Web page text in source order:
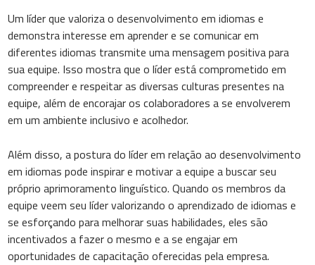
Um líder que valoriza o desenvolvimento em idiomas e
demonstra interesse em aprender e se comunicar em
diferentes idiomas transmite uma mensagem positiva para
sua equipe. Isso mostra que o líder está comprometido em
compreender e respeitar as diversas culturas presentes na
equipe, além de encorajar os colaboradores a se envolverem
em um ambiente inclusivo e acolhedor.
Além disso, a postura do líder em relação ao desenvolvimento
em idiomas pode inspirar e motivar a equipe a buscar seu
próprio aprimoramento linguístico. Quando os membros da
equipe veem seu líder valorizando o aprendizado de idiomas e
se esforçando para melhorar suas habilidades, eles são
incentivados a fazer o mesmo e a se engajar em
oportunidades de capacitação oferecidas pela empresa.